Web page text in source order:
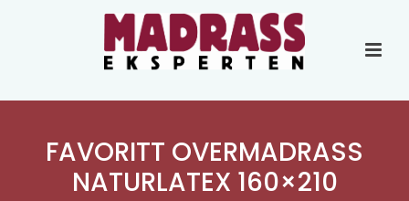
FAVORITT OVERMADRASS
NATURLATEX 160×210